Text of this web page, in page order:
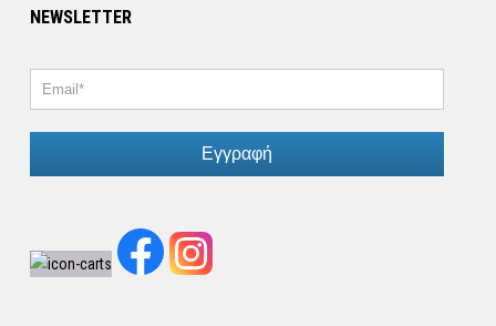
NEWSLETTER
Εγγραφή